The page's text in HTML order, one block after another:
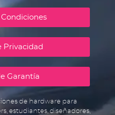
Privacidad
Garantía
de hardware para
estudiantes, diseñadores,